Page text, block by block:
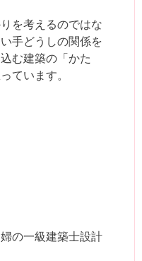
を考えるのではな
手どうしの関係を
む建築の「かた
ています。
の一級建築士設計